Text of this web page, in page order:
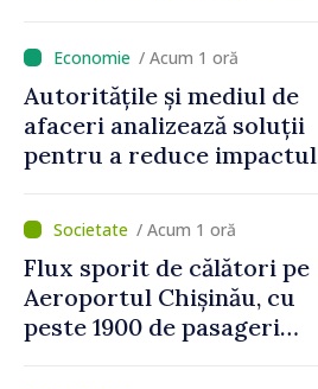
/ Acum 1 oră
Autoritățile și mediul de
afaceri analizează soluții
pentru a reduce impactul
asupra economiei
/ Acum 1 oră
Flux sporit de călători pe
Aeroportul Chișinău, cu
peste 1900 de pasageri